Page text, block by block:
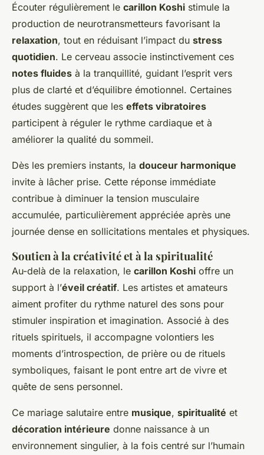
Écouter régulièrement le carillon Koshi stimule la
production de neurotransmetteurs favorisant la
relaxation, tout en réduisant l’impact du stress
quotidien. Le cerveau associe instinctivement ces
notes fluides à la tranquillité, guidant l’esprit vers
plus de clarté et d’équilibre émotionnel. Certaines
études suggèrent que les effets vibratoires
participent à réguler le rythme cardiaque et à
améliorer la qualité du sommeil.
Dès les premiers instants, la douceur harmonique
invite à lâcher prise. Cette réponse immédiate
contribue à diminuer la tension musculaire
accumulée, particulièrement appréciée après une
journée dense en sollicitations mentales et physiques.
Soutien à la créativité et à la spiritualité
Au-delà de la relaxation, le carillon Koshi offre un
support à l’éveil créatif. Les artistes et amateurs
aiment profiter du rythme naturel des sons pour
stimuler inspiration et imagination. Associé à des
rituels spirituels, il accompagne volontiers les
moments d’introspection, de prière ou de rituels
symboliques, faisant le pont entre art de vivre et
quête de sens personnel.
Ce mariage salutaire entre musique, spiritualité et
décoration intérieure donne naissance à un
environnement singulier, à la fois centré sur l’humain